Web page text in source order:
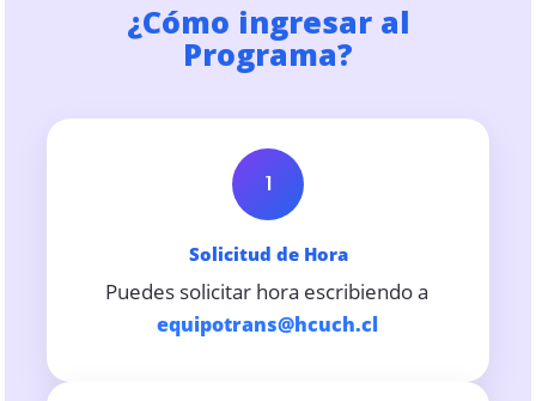
¿Cómo ingresar al
Programa?
1
Solicitud de Hora
Puedes solicitar hora escribiendo a
equipotrans@hcuch.cl